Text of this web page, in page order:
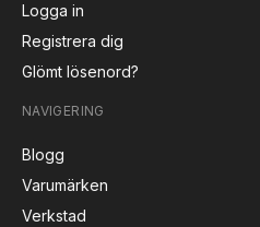
Logga in
Registrera dig
Glömt lösenord?
NAVIGERING
Blogg
Varumärken
Verkstad